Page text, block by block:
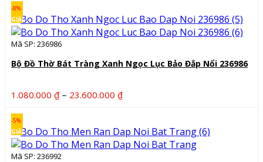
180.000 ₫
đến
-8%
GIẢM
Mã SP: 236986
Bộ Đồ Thờ Bát Tràng Xanh Ngọc Lục Bảo Đắp Nổi 236986
1.080.000 ₫ – 23.600.000 ₫Khoảng
1.080.000 ₫
đến
-5%
GIẢM
Mã SP: 236992